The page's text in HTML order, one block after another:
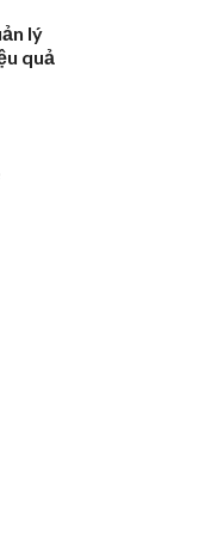
lý
quả